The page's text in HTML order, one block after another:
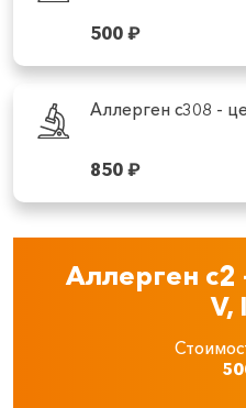
500₽
Аллерген c308 -
850₽
Аллерген c2
V,